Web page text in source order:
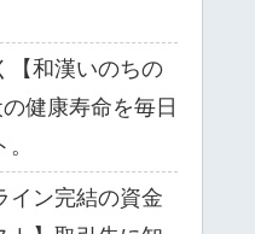
【和漢いのちの
健康寿命を毎日
イン完結の資金